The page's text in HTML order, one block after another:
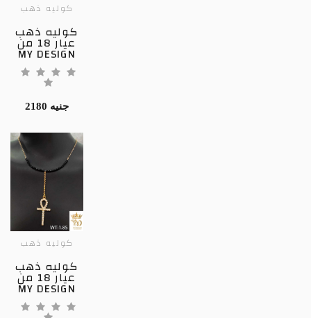
كوليه ذهب
كوليه ذهب
عيار 18 من
MY DESIGN
2180 جنيه
كوليه ذهب
كوليه ذهب
عيار 18 من
MY DESIGN